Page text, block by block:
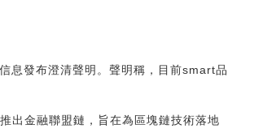
息發布澄清聲明。聲明稱，目前smart品
出金融聯盟鏈，旨在為區塊鏈技術落地